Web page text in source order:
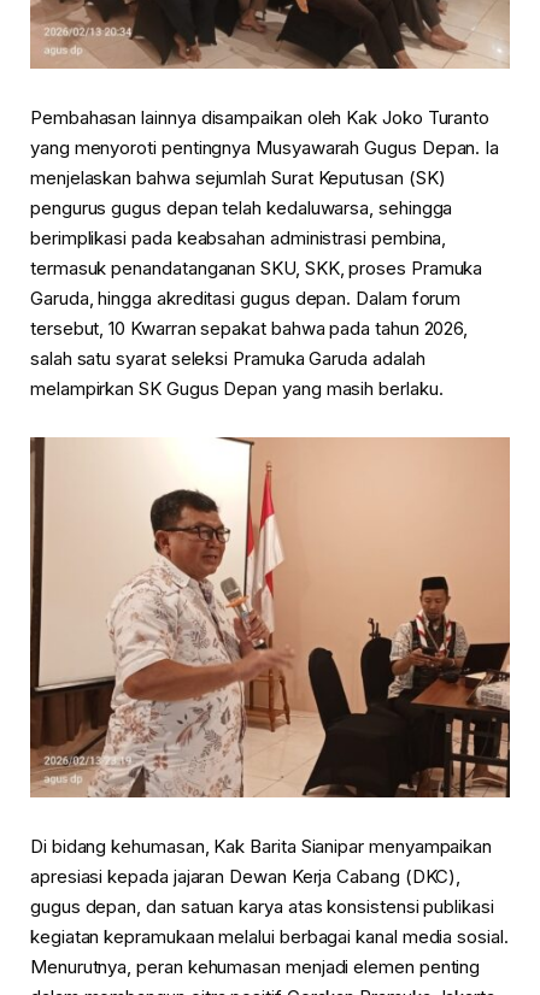
Pembahasan lainnya disampaikan oleh Kak Joko Turanto
yang menyoroti pentingnya Musyawarah Gugus Depan. Ia
menjelaskan bahwa sejumlah Surat Keputusan (SK)
pengurus gugus depan telah kedaluwarsa, sehingga
berimplikasi pada keabsahan administrasi pembina,
termasuk penandatanganan SKU, SKK, proses Pramuka
Garuda, hingga akreditasi gugus depan. Dalam forum
tersebut, 10 Kwarran sepakat bahwa pada tahun 2026,
salah satu syarat seleksi Pramuka Garuda adalah
melampirkan SK Gugus Depan yang masih berlaku.
Di bidang kehumasan, Kak Barita Sianipar menyampaikan
apresiasi kepada jajaran Dewan Kerja Cabang (DKC),
gugus depan, dan satuan karya atas konsistensi publikasi
kegiatan kepramukaan melalui berbagai kanal media sosial.
Menurutnya, peran kehumasan menjadi elemen penting